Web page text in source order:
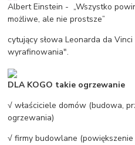
Albert Einstein - „Wszystko
możliwe, ale nie prostsze”
cytujący słowa Leonarda da
wyrafinowania".
DLA KOGO takie ogrzewanie
√ właściciele domów (budowa,
ogrzewania)
√ firmy budowlane